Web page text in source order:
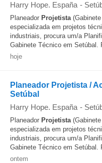
Harry Hope. España -
Planeador Projetista(Gabinete
especializada em projetos
industriais, procura um/a
Gabinete Técnico em Setúbal.
hoje
Planeador Projetista /
Setúbal
Harry Hope. España -
Planeador Projetista(Gabinete
especializada em projetos
industriais, procura um/a
Gabinete Técnico em Setúbal.
ontem